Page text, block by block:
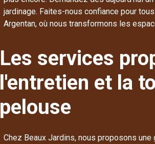
jardinage. Faites-nous confiance pour
Argentan, où nous transformons les
Les services
l'entretien et la
pelouse
Chez Beaux Jardins, nous proposons